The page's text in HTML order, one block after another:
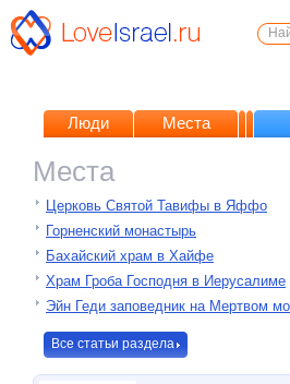
Люди Места
Места
Церковь Святой Тавифы в Яффо
Горненский монастырь
Бахайский храм в Хайфе
Храм Гроба Господня в Иерусалиме
Эйн Геди заповедник на Мертвом
Все статьи раздела